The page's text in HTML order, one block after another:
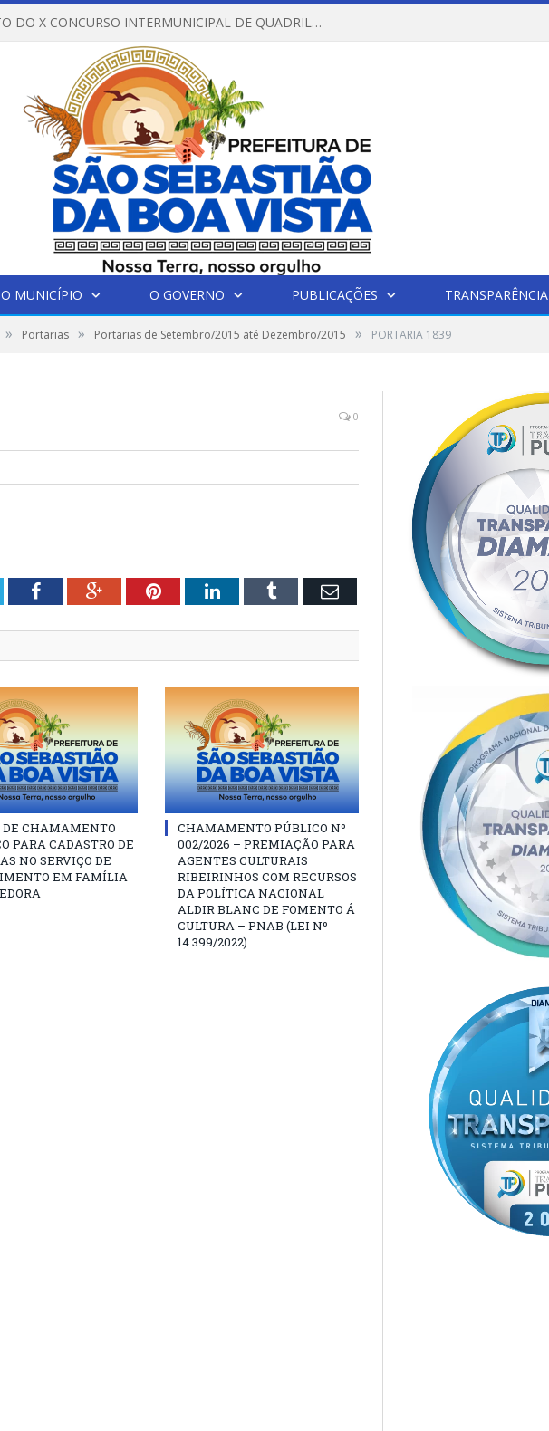
REGULAMENTO DO X CONCURSO INTERMUNICIPAL DE QUADRILHAS JUNINAS – 2026 – ARRAIÁ DA VENEZA
O MUNICÍPIO O GOVERNO PUBLICAÇÕES TRANSPARÊNCIA
» Portarias » Portarias de Setembro/2015 até Dezembro/2015 » PORTARIA 1839
0
FacebookGoogle+PinterestLinkedInTumblr Email
DE CHAMAMENTO
PARA CADASTRO DE
NO SERVIÇO DE
EM FAMÍLIA
CHAMAMENTO PÚBLICO Nº
002/2026 – PREMIAÇÃO PARA
AGENTES CULTURAIS
RIBEIRINHOS COM RECURSOS
DA POLÍTICA NACIONAL
ALDIR BLANC DE FOMENTO Á
CULTURA – PNAB (LEI Nº
14.399/2022)